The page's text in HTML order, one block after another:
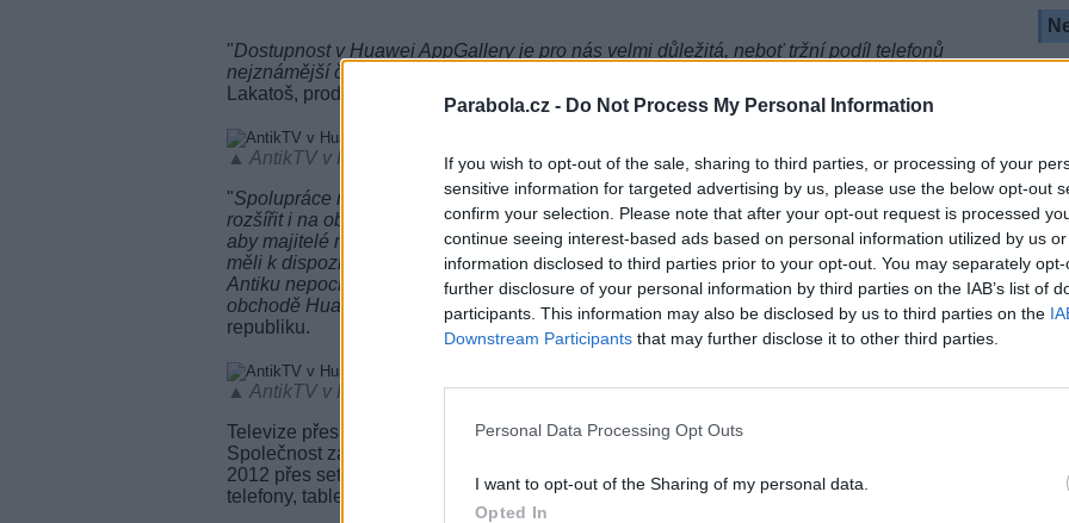
Parabola.cz - Do Not Process My Personal Information
If you wish to opt-out of the sale, sharing to third parties, or processing of your
sensitive information for targeted advertising by us, please use the below opt-out
confirm your selection. Please note that after your opt-out request is processed
continue seeing interest-based ads based on personal information utilized by us
information disclosed to third parties prior to your opt-out. You may separately
further disclosure of your personal information by third parties on the IAB’s list of
participants. This information may also be disclosed by us to third parties on the
Downstream Participants that may further disclose it to other third parties.
Personal Data Processing Opt Outs
I want to opt-out of the Sharing of my personal data.
Opted In
"Dostupnost v Huawei AppGallery je pro nás velmi důležitá, neboť tržní podíl telefonů
nejznámější čínské značky dosahuje v Evropě již téměř 20 procent
Lakatoš, produktový manažer TV služeb Antiku.
▲ AntikTV v Huawei AppGallery (foto: Antik Telecom)
"Spolupráce mezi Huawei a Antik má již několikaletou tradici a jsme rádi, že ji můžeme
rozšířit i na obchod s mobilními aplikacemi Huawei AppGallery. Je pro nás zásadní,
aby majitelé nejnovějších smartphonů Huawei, které jsou bez Google Play obchodu,
měli k dispozici všechny důležité zahraniční, ale i lokální aplikace, kam appky od
Antiku nepochybně patří. Nově si je tedy mohou naši fanouškové stáhnout ve vlastním
obchodě Huawei
," uvedl David Liška, Huawei HMS Ecosystem leader pro Slovenskou
republiku.
▲ AntikTV v Huawei AppGallery (foto: Antik Telecom)
Televize přes internet představuje pro Antik Telecom významný tržní segment.
Společnost začala s poskytováním těchto služeb jako vůbec první operátor již v roce
2012 přes set top box vlastní konstrukce. Služba se postupně rozšířila na mobilní
telefony, tablety, počítače ale i boxy AppleTV nebo smart TV.